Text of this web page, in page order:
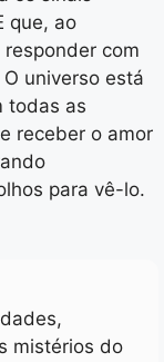
que, ao
com
universo está
todas as
receber o amor
para vê-lo.
mistérios do